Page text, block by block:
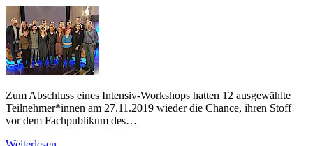
Zum Abschluss eines Intensiv-Workshops hatten 12 ausgewählte
Teilnehmer*innen am 27.11.2019 wieder die Chance, ihren Stoff
vor dem Fachpublikum des…